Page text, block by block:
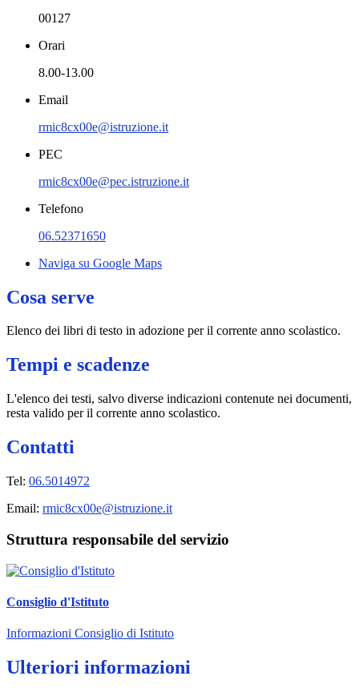
00127
Orari
8.00-13.00
Email
rmic8cx00e@istruzione.it
PEC
rmic8cx00e@pec.istruzione.it
Telefono
06.52371650
Naviga su Google Maps
Cosa serve
Elenco dei libri di testo in adozione per il corrente anno scolastico.
Tempi e scadenze
L'elenco dei testi, salvo diverse indicazioni contenute nei documenti,
resta valido per il corrente anno scolastico.
Contatti
Tel: 06.5014972
Email: rmic8cx00e@istruzione.it
Struttura responsabile del servizio
Consiglio d'Istituto
Informazioni Consiglio di Istituto
Ulteriori informazioni